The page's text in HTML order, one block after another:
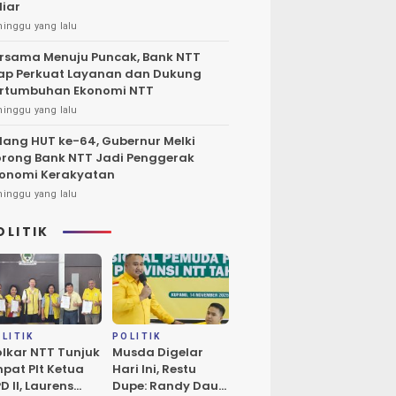
yang lalu
Menuju Puncak, Bank NTT
Perkuat Layanan dan Dukung
Ekonomi NTT
yang lalu
HUT ke-64, Gubernur Melki
Bank NTT Jadi Penggerak
Kerakyatan
yang lalu
NTT Tunjuk
Plt Ketua
II, Laurens
POLITIK
Musda Digelar
Hari Ini, Restu
Dupe: Randy Daud